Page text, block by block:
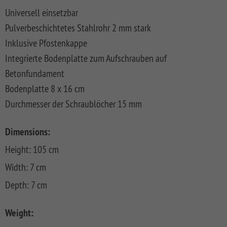
FLOW
SYSTEM
NEO
WPC
PLATINUM
SYSTEM
WPC
PLATINUM
XL
SYSTEM
WPC
PLATINUM
SYSTEM
WPC
XL
SYSTEM
WPC
SYSTEM
WPC
XL
SYSTEM
WPC
CLASSIC
SYSTEM
RHOMBUS
HOLZ
SYSTEM
HOLZ
GRAZIA
NEO
DESIGN
ARZAGO
GADA
XL
BAMBU
LETTLAND
&
ALU
XL
RAJA
WPC
ALU
XL
RAJA
WPC
Floor
Planks
Hardwood
Floor
Planks
Aufbauanleitungen
Kataloge
Materialkunde
Universell einsetzbar
Pulverbeschichtetes Stahlrohr 2 mm stark
Inklusive Pfostenkappe
Integrierte Bodenplatte zum Aufschrauben auf
Betonfundament
Bodenplatte 8 x 16 cm
Durchmesser der Schraublöcher 15 mm
Dimensions:
Height: 105 cm
Width: 7 cm
Depth: 7 cm
Weight: